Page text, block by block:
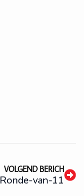
VOLGEND BERICH
Ronde-van-11